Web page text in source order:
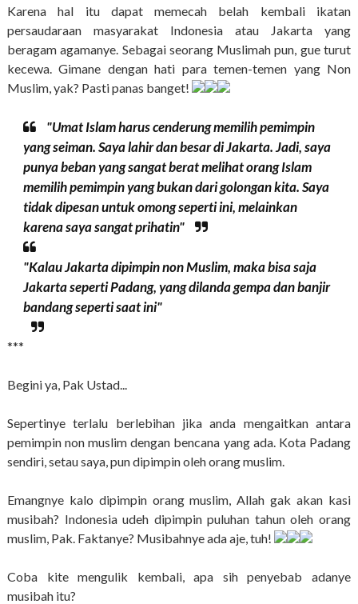
Karena hal itu dapat memecah belah kembali ikatan
persaudaraan masyarakat Indonesia atau Jakarta yang
beragam agamanye. Sebagai seorang Muslimah pun, gue turut
kecewa. Gimane dengan hati para temen-temen yang Non
Muslim, yak? Pasti panas banget!
"Umat Islam harus cenderung memilih pemimpin
yang seiman. Saya lahir dan besar di Jakarta. Jadi, saya
punya beban yang sangat berat melihat orang Islam
memilih pemimpin yang bukan dari golongan kita. Saya
tidak dipesan untuk omong seperti ini, melainkan
karena saya sangat prihatin"
"Kalau Jakarta dipimpin non Muslim, maka bisa saja
Jakarta seperti Padang, yang dilanda gempa dan banjir
bandang seperti saat ini"
***
Begini ya, Pak Ustad...
Sepertinye terlalu berlebihan jika anda mengaitkan antara
pemimpin non muslim dengan bencana yang ada. Kota Padang
sendiri, setau saya, pun dipimpin oleh orang muslim.
Emangnye kalo dipimpin orang muslim, Allah gak akan kasi
musibah? Indonesia udeh dipimpin puluhan tahun oleh orang
muslim, Pak. Faktanye? Musibahnye ada aje, tuh!
Coba kite mengulik kembali, apa sih penyebab adanye
musibah itu?